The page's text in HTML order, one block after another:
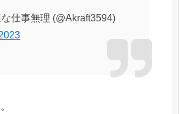
仕事無理 (@Akraft3594)